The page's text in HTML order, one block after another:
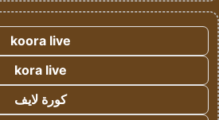
koora live
kora live
كورة لايف